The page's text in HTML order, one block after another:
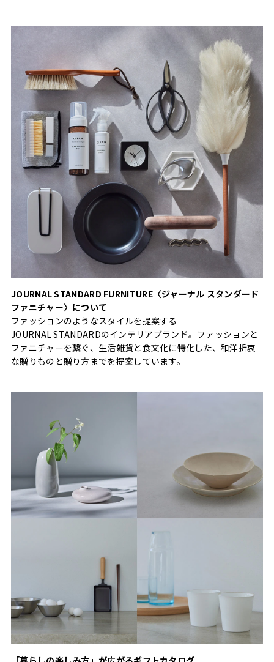
JOURNAL STANDARD FURNITURE〈ジャーナル スタンダード
ファニチャー〉について
ファッションのようなスタイルを提案する
JOURNAL STANDARDのインテリアブランド。ファッションと
ファニチャーを繋ぐ、生活雑貨と食文化に特化した、和洋折衷
な贈りものと贈り方までを提案しています。